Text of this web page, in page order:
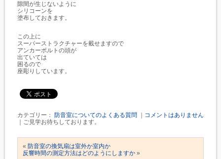
隙間が生じないように
シリコーンを
塗布しておきます。
この上に
スーパーストラクチャーを載せますので
アンカーボルトの頭が
出ていては
困るので
座彫りしています。
カテゴリー： 防音室についてのよくある質問
コメントはありません
｜ご見学お待ちしております。
« 防音室の換気扇は室外か室内か
反響時間の測定方法はどのようにしますか »